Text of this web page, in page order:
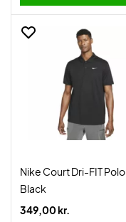
Nike Court Dri-FIT Polo
Black
349,00 kr.